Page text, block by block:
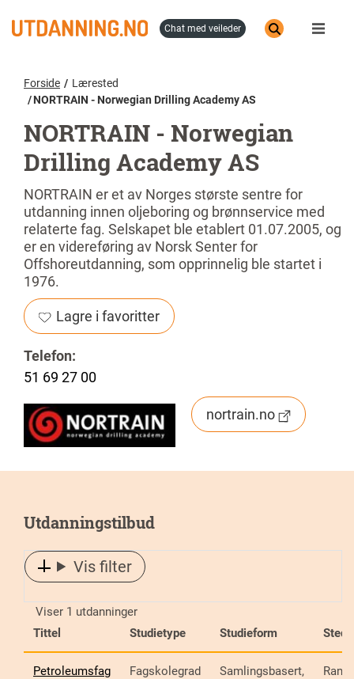
til
chat med veileder
Forside
Lærested
NORTRAIN - Norwegian Drilling Academy AS
NORTRAIN - Norwegian
Drilling Academy AS
NORTRAIN er et av Norges største sentre for
utdanning innen oljeboring og brønnservice med
relaterte fag. Selskapet ble etablert 01.07.2005, og
er en videreføring av Norsk Senter for
Offshoreutdanning, som opprinnelig ble startet i
1976.
Lagre i favoritter
Telefon:
51 69 27 00
nortrain.no
Utdanningstilbud
Vis filter
Viser 1 utdanninger
Tittel
Studietype Studieform Sted
Petroleumsfag Fagskolegrad
Samlingsbasert,